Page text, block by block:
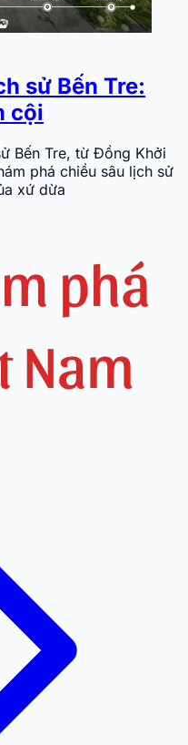
sử Bến Tre:
cội
Bến Tre, từ Đồng Khởi
phá chiều sâu lịch sử
xứ dừa